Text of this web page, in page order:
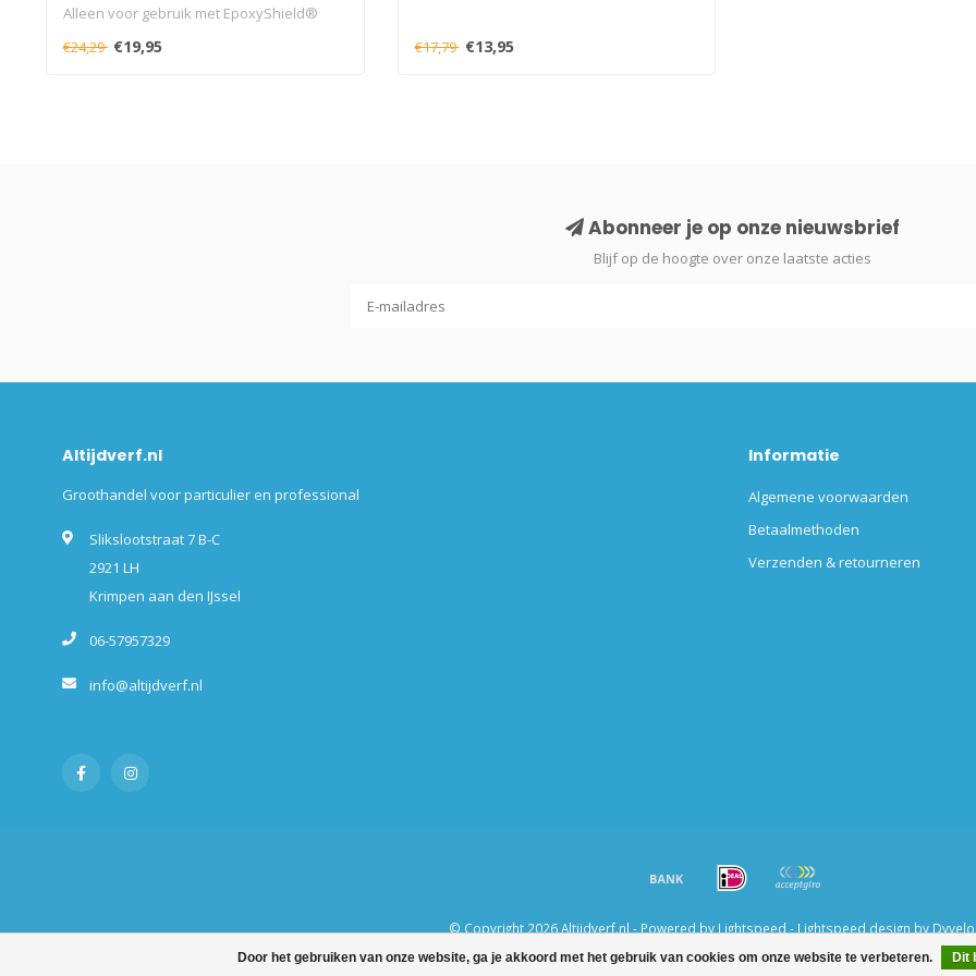
Alleen voor gebruik met EpoxyShield®
€24,29 €19,95 €17,79 €13,95
Door het gebruiken van onze website, ga je akkoord met het gebruik van cookies om onze website te verbeteren. Dit
Abonneer je op onze nieuwsbrief
Blijf op de hoogte over onze laatste acties
Altijdverf.nl
Groothandel voor particulier en professional
Slikslootstraat 7 B-C
2921 LH
Krimpen aan den IJssel
06-57957329
info@altijdverf.nl
Informatie
Algemene voorwaarden
Betaalmethoden
Verzenden & retourneren
© Copyright 2026 Altijdverf.nl - Powered by Lightspeed - Lightspeed design by